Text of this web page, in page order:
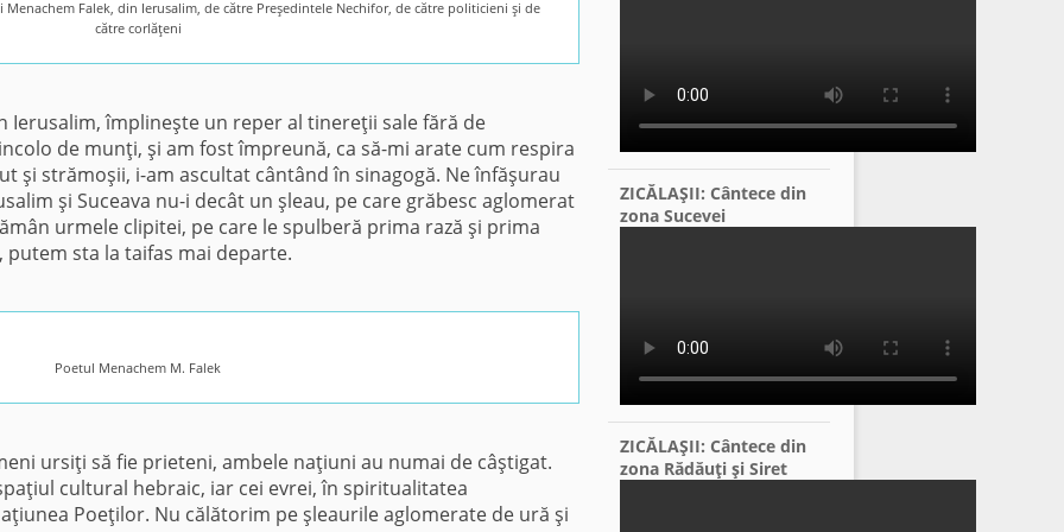
Falek, din Ierusalim, de către Preşedintele Nechifor, de către politicieni şi de
către corlăţeni
Ierusalim, împlineşte un reper al tinereţii sale fără de
de munţi, şi am fost împreună, ca să-mi arate cum respira
şi strămoşii, i-am ascultat cântând în sinagogă. Ne înfăşurau
şi Suceava nu-i decât un şleau, pe care grăbesc aglomerat
urmele clipitei, pe care le spulberă prima rază şi prima
sta la taifas mai departe.
Poetul Menachem M. Falek
ursiţi să fie prieteni, ambele naţiuni au numai de câştigat.
cultural hebraic, iar cei evrei, în spiritualitatea
Poeţilor. Nu călătorim pe şleaurile aglomerate de ură şi
ZICĂLAŞII: Cântece din
zona Sucevei
ZICĂLAŞII: Cântece din
zona Rădăuţi şi Siret